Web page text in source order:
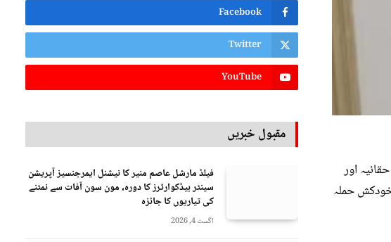
اور
حملہ
Facebook
Twitter
YouTube
مقبول خبریں
فیلڈ مارشل عاصم منیر کا نیشنل ایمرجنسیز آپریشن
سینٹر ہیڈکوارٹرز کا دورہ، مون سون آفات سے نمٹنے
کی تیاریوں کا جائزہ
اگست 4, 2026